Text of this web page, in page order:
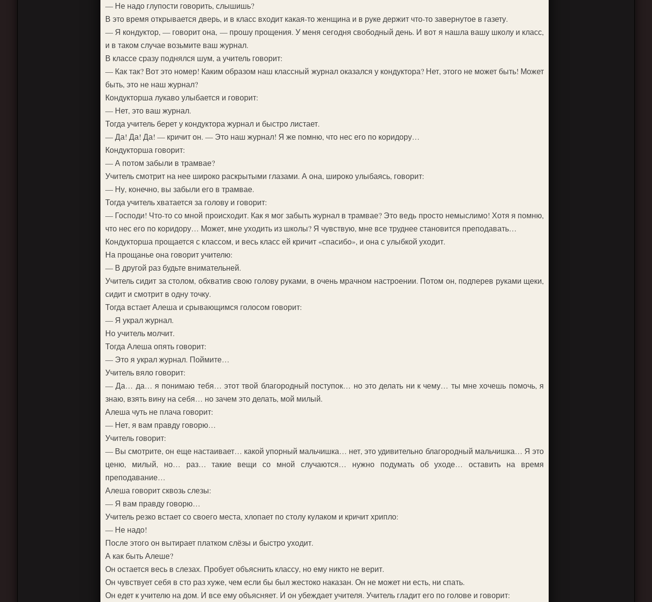
— Не надо глупости говорить, слышишь?
В это время открывается дверь, и в класс входит какая-то женщина и в руке держит что-то завернутое в газету.
— Я кондуктор, — говорит она, — прошу прощения. У меня сегодня свободный день. И вот я нашла вашу школу и класс,
и в таком случае возьмите ваш журнал.
В классе сразу поднялся шум, а учитель говорит:
— Как так? Вот это номер! Каким образом наш классный журнал оказался у кондуктора? Нет, этого не может быть! Может
быть, это не наш журнал?
Кондукторша лукаво улыбается и говорит:
— Нет, это ваш журнал.
Тогда учитель берет у кондуктора журнал и быстро листает.
— Да! Да! Да! — кричит он. — Это наш журнал! Я же помню, что нес его по коридору…
Кондукторша говорит:
— А потом забыли в трамвае?
Учитель смотрит на нее широко раскрытыми глазами. А она, широко улыбаясь, говорит:
— Ну, конечно, вы забыли его в трамвае.
Тогда учитель хватается за голову и говорит:
— Господи! Что-то со мной происходит. Как я мог забыть журнал в трамвае? Это ведь просто немыслимо! Хотя я помню,
что нес его по коридору… Может, мне уходить из школы? Я чувствую, мне все труднее становится преподавать…
Кондукторша прощается с классом, и весь класс ей кричит «спасибо», и она с улыбкой уходит.
На прощанье она говорит учителю:
— В другой раз будьте внимательней.
Учитель сидит за столом, обхватив свою голову руками, в очень мрачном настроении. Потом он, подперев руками щеки,
сидит и смотрит в одну точку.
Тогда встает Алеша и срывающимся голосом говорит:
— Я украл журнал.
Но учитель молчит.
Тогда Алеша опять говорит:
— Это я украл журнал. Поймите…
Учитель вяло говорит:
— Да… да… я понимаю тебя… этот твой благородный поступок… но это делать ни к чему… ты мне хочешь помочь, я
знаю, взять вину на себя… но зачем это делать, мой милый.
Алеша чуть не плача говорит:
— Нет, я вам правду говорю…
Учитель говорит:
— Вы смотрите, он еще настаивает… какой упорный мальчишка… нет, это удивительно благородный мальчишка… Я это
ценю, милый, но… раз… такие вещи со мной случаются… нужно подумать об уходе… оставить на время
преподавание…
Алеша говорит сквозь слезы:
— Я вам правду говорю…
Учитель резко встает со своего места, хлопает по столу кулаком и кричит хрипло:
— Не надо!
После этого он вытирает платком слёзы и быстро уходит.
А как быть Алеше?
Он остается весь в слезах. Пробует объяснить классу, но ему никто не верит.
Он чувствует себя в сто раз хуже, чем если бы был жестоко наказан. Он не может ни есть, ни спать.
Он едет к учителю на дом. И все ему объясняет. И он убеждает учителя. Учитель гладит его по голове и говорит: